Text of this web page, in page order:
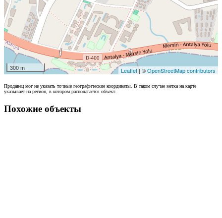
300 m Leaflet | ©OpenStreetMap contributors
Продавец мог не указать точные географические координаты. В таком случае метка на карте
указывает на регион, в котором располагается объект.
Похожие объекты